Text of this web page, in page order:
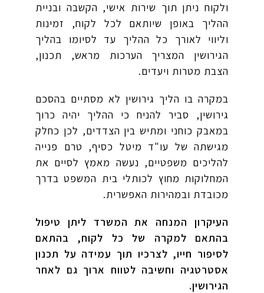
ולקוח ניתן תוך שירות אישי, הקשבה ובניית
ההליך באופן שיותאם לכל לקוח, זמינות
וליווי לאורך כל ההליך עד לסיומו בהליך
הגירושין המצריך הערכות מראש, תכנון,
הצבת מטרות ויעדים.
במקרה בו הליך גירושין לא מסתיים בהסכם
גירושין, סביר להניח כי ההליך יהיה כרוך
במאבק כוחני ומתיש בין הצדדים, לכן כחלק
מגישתה של עו"ד מיטל כסיף, טרם פנייה
להליכים משפטיים, נעשה מאמץ לסיים את
המחלוקות מחוץ לכותלי בית המשפט בדרך
מכובדת ובמהירות האפשרית.
העיקרון המנחה את המשרד ליתן טיפול
בהתאם למקרה של כל לקוח, בהתאם
לסיפור חייו, לצרכיו תוך עמידה על תכנון
אסטרטגיה וחשיבה לטווח ארוך גם לאחר
הגירושין.